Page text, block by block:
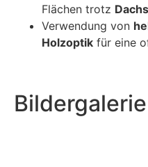
Flächen trotz
Verwendung von
Holzoptik für eine
Bildergalerie